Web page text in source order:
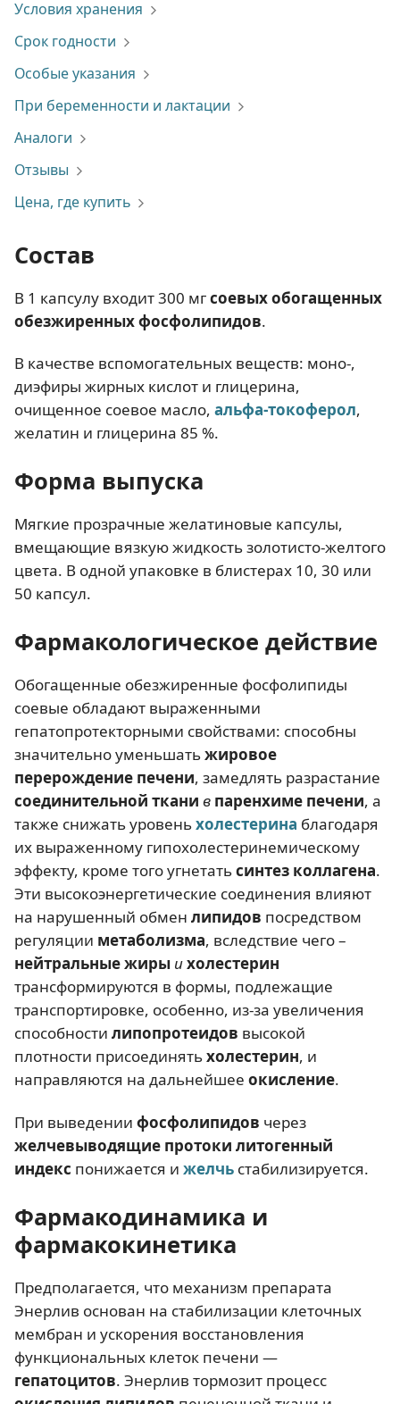
Условия хранения
Срок годности
Особые указания
При беременности и лактации
Аналоги
Отзывы
Цена, где купить
Состав
В 1 капсулу входит 300 мгсоевых обогащенных
обезжиренных фосфолипидов.
В качестве вспомогательных веществ: моно-,
диэфиры жирных кислот и глицерина,
очищенное соевое масло, альфа-токоферол,
желатин и глицерина 85 %.
Форма выпуска
Мягкие прозрачные желатиновые капсулы,
вмещающие вязкую жидкость золотисто-желтого
цвета. В одной упаковке в блистерах 10, 30 или
50 капсул.
Фармакологическое действие
Обогащенные обезжиренные фосфолипиды
соевые обладают выраженными
гепатопротекторными свойствами: способны
значительно уменьшатьжировое
перерождение печени, замедлять разрастание
соединительной ткани в паренхиме печени, а
также снижать уровеньхолестерина благодаря
их выраженному гипохолестеринемическому
эффекту, кроме того угнетатьсинтез коллагена.
Эти высокоэнергетические соединения влияют
на нарушенный обмен липидов посредством
регуляции метаболизма, вследствие чего –
нейтральные жиры ихолестерин
трансформируются в формы, подлежащие
транспортировке, особенно, из-за увеличения
способности липопротеидов высокой
плотности присоединятьхолестерин, и
направляются на дальнейшее окисление.
При выведении фосфолипидов через
желчевыводящие протоки литогенный
индекс понижается и желчь стабилизируется.
Фармакодинамика и
фармакокинетика
Предполагается, что механизм препарата
Энерлив основан на стабилизации клеточных
мембран и ускорения восстановления
функциональных клеток печени —
гепатоцитов. Энерлив тормозит процесс